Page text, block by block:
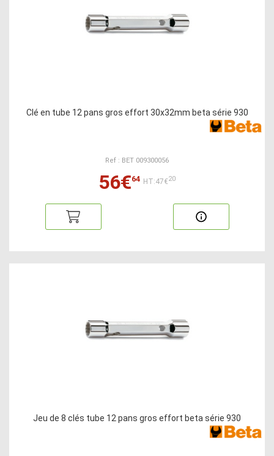
Clé en tube 12 pans gros effort 30x32mm beta série 930
Ref : BET 009300056
56€64 HT:47€20
Jeu de 8 clés tube 12 pans gros effort beta série 930